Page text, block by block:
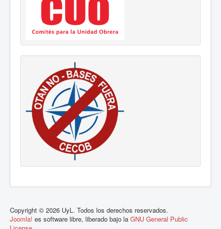
Copyright © 2026 UyL. Todos los derechos reservados.
Joomla! es software libre, liberado bajo la GNU General Public